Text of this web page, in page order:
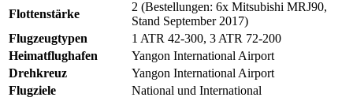
Flottenstärke
2 (Bestellungen: 6x Mitsubishi MRJ90,
Stand September 2017)
Flugzeugtypen
1 ATR 42-300, 3 ATR 72-200
Heimatflughafen
Yangon International Airport
Drehkreuz
Yangon International Airport
Flugziele
National und International